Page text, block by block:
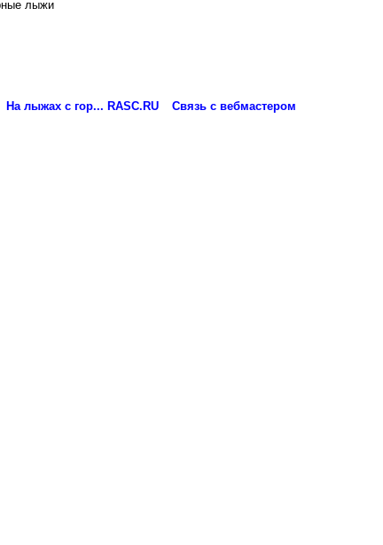
лыжи
На лыжах с гор... RASC.RU Связь с вебмастером